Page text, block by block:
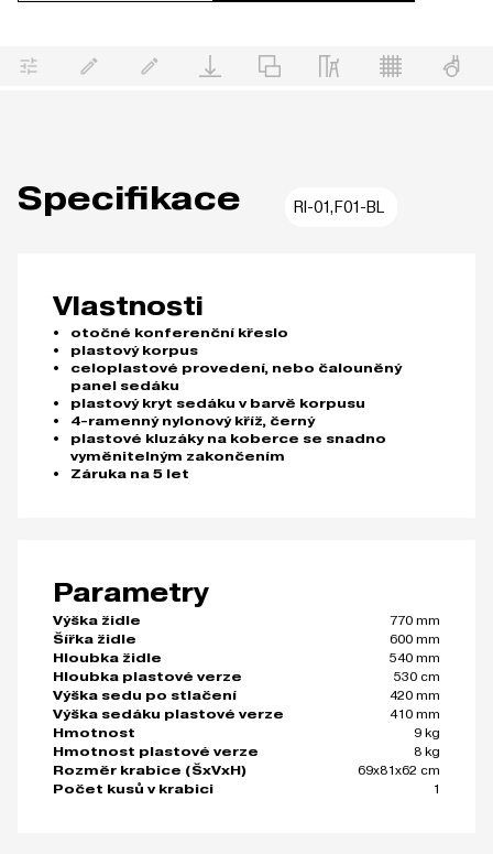
Specifikace RI-01,F01-BL
Vlastnosti
otočné konferenční křeslo
plastový korpus
celoplastové provedení, nebo čalouněný
panel sedáku
plastový kryt sedáku v barvě korpusu
4-ramenný nylonový kříž, černý
plastové kluzáky na koberce se snadno
vyměnitelným zakončením
Záruka na 5 let
Parametry
Výška židle
770 mm
Šířka židle
600 mm
Hloubka židle
540 mm
Hloubka plastové verze
530 cm
Výška sedu po stlačení
420 mm
Výška sedáku plastové verze
410 mm
Hmotnost
9 kg
Hmotnost plastové verze
8 kg
Rozměr krabice (ŠxVxH)
69x81x62 cm
Počet kusů v krabici
1